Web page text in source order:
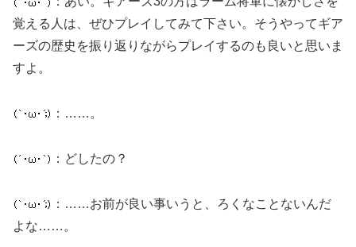
覚える人は、ぜひプレイしてみて下さい。そうやってギア
ーズの歴史を振り返りながらプレイするのも良いと思いま
すよ。
：……。
：どしたの？
：……お前が良い事いうと、ろくなことないんだ
よな……。